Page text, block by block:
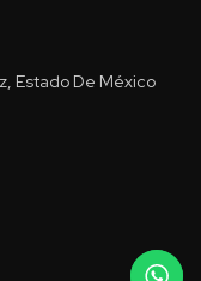
Estado De México